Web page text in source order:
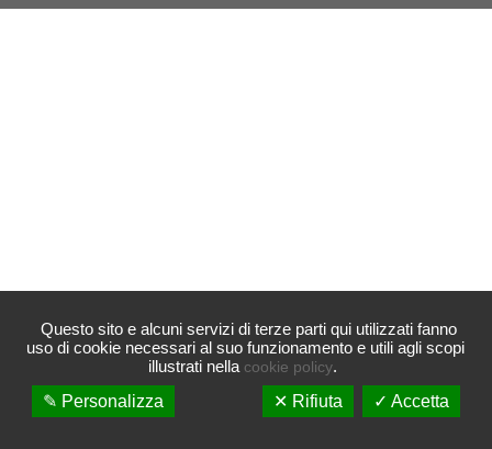
Questo sito e alcuni servizi di terze parti qui utilizzati fanno
uso di cookie necessari al suo funzionamento e utili agli scopi
illustrati nella cookie policy.
✎ Personalizza
✕ Rifiuta ✓ Accetta